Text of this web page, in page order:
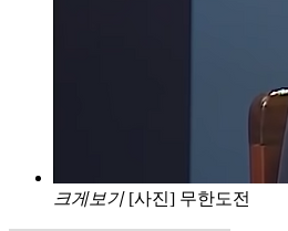
크게보기 [사진] 무한도전